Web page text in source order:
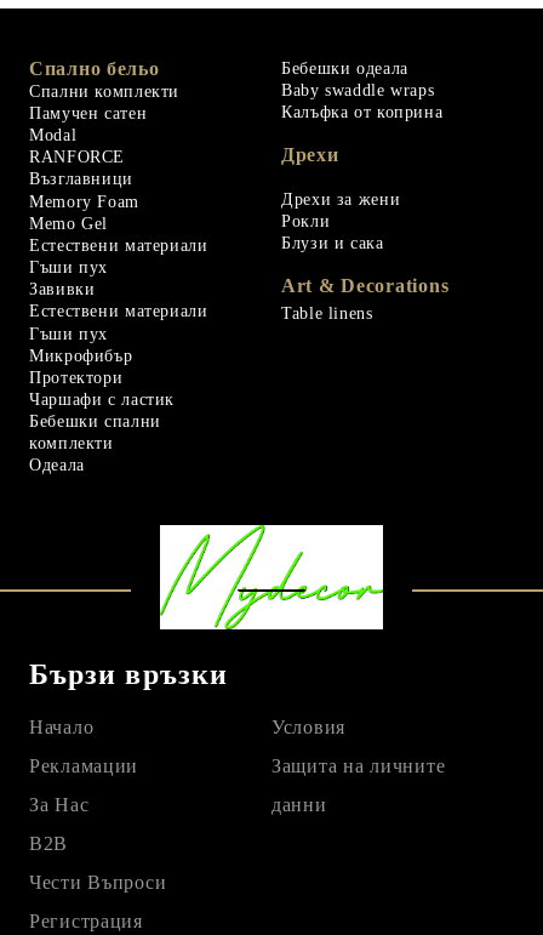
Спално бельо
Спални комплекти
Памучен сатен
Modal
RANFORCE
Възглавници
Memory Foam
Memo Gel
Естествени материали
Гъши пух
Завивки
Естествени материали
Гъши пух
Микрофибър
Протектори
Чаршафи с ластик
Бебешки спални
комплекти
Одеала
Бебешки одеала
Baby swaddle wraps
Калъфка от коприна
Дрехи
Дрехи за жени
Рокли
Блузи и сака
Art & Decorations
Table linens
Бързи връзки
Начало
Рекламации
За Нас
B2B
Чести Въпроси
Регистрация
Условия
Защита на личните
данни